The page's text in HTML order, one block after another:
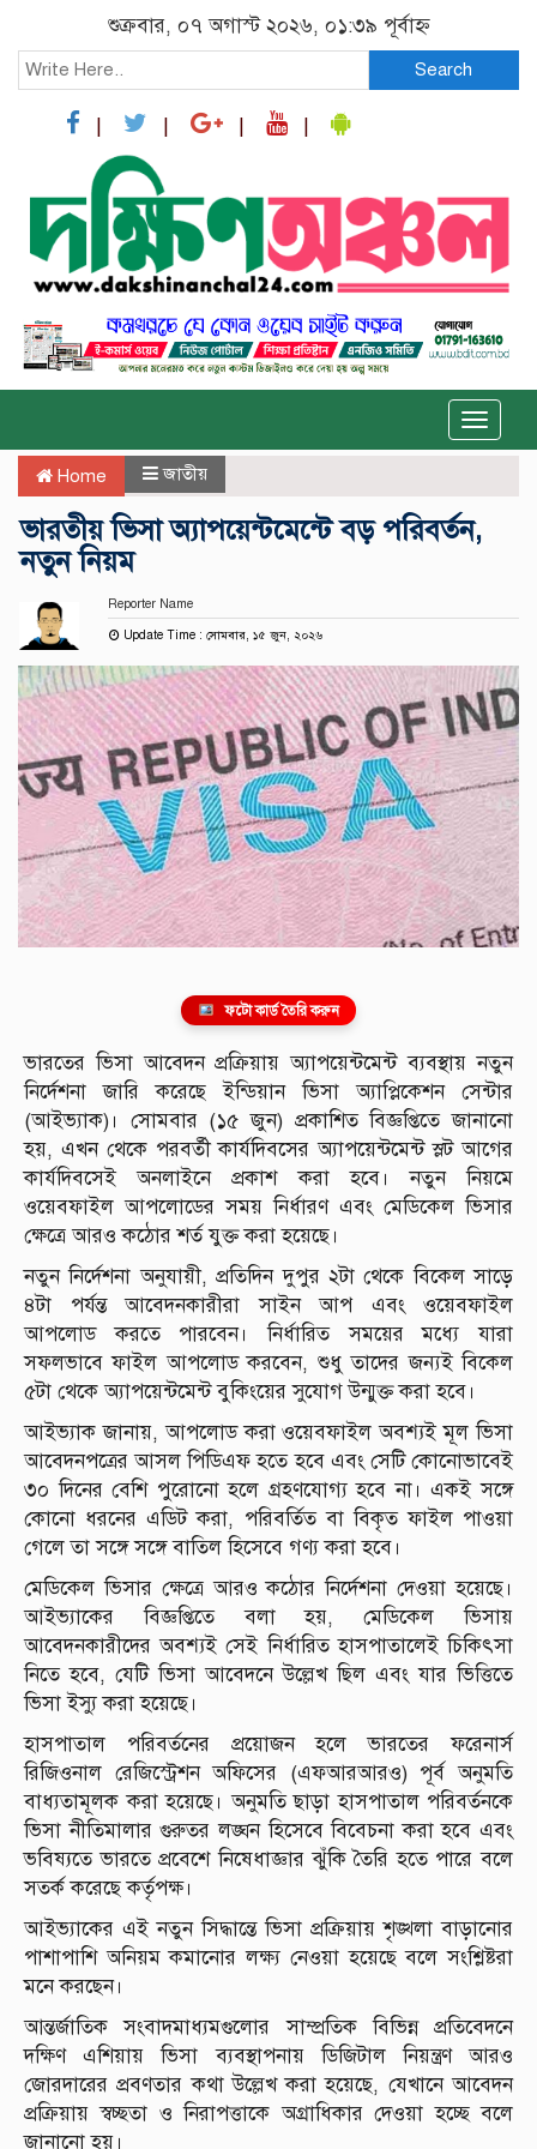
শুক্রবার, ০৭ অগাস্ট ২০২৬, ০১:৩৯ পূর্বাহ্ন
Search
Toggle
Home জাতীয়
ভারতীয় ভিসা অ্যাপয়েন্টমেন্টে বড় পরিবর্তন,
নতুন নিয়ম
Reporter Name
Update Time : সোমবার, ১৫ জুন, ২০২৬
ফটো কার্ড তৈরি করুন
ভারতের ভিসা আবেদন প্রক্রিয়ায় অ্যাপয়েন্টমেন্ট ব্যবস্থায় নতুন
নির্দেশনা জারি করেছে ইন্ডিয়ান ভিসা অ্যাপ্লিকেশন সেন্টার
(আইভ্যাক)। সোমবার (১৫ জুন) প্রকাশিত বিজ্ঞপ্তিতে জানানো
হয়, এখন থেকে পরবর্তী কার্যদিবসের অ্যাপয়েন্টমেন্ট স্লট আগের
কার্যদিবসেই অনলাইনে প্রকাশ করা হবে। নতুন নিয়মে
ওয়েবফাইল আপলোডের সময় নির্ধারণ এবং মেডিকেল ভিসার
ক্ষেত্রে আরও কঠোর শর্ত যুক্ত করা হয়েছে।
নতুন নির্দেশনা অনুযায়ী, প্রতিদিন দুপুর ২টা থেকে বিকেল সাড়ে
৪টা পর্যন্ত আবেদনকারীরা সাইন আপ এবং ওয়েবফাইল
আপলোড করতে পারবেন। নির্ধারিত সময়ের মধ্যে যারা
সফলভাবে ফাইল আপলোড করবেন, শুধু তাদের জন্যই বিকেল
৫টা থেকে অ্যাপয়েন্টমেন্ট বুকিংয়ের সুযোগ উন্মুক্ত করা হবে।
আইভ্যাক জানায়, আপলোড করা ওয়েবফাইল অবশ্যই মূল ভিসা
আবেদনপত্রের আসল পিডিএফ হতে হবে এবং সেটি কোনোভাবেই
৩০ দিনের বেশি পুরোনো হলে গ্রহণযোগ্য হবে না। একই সঙ্গে
কোনো ধরনের এডিট করা, পরিবর্তিত বা বিকৃত ফাইল পাওয়া
গেলে তা সঙ্গে সঙ্গে বাতিল হিসেবে গণ্য করা হবে।
মেডিকেল ভিসার ক্ষেত্রে আরও কঠোর নির্দেশনা দেওয়া হয়েছে।
আইভ্যাকের বিজ্ঞপ্তিতে বলা হয়, মেডিকেল ভিসায়
আবেদনকারীদের অবশ্যই সেই নির্ধারিত হাসপাতালেই চিকিৎসা
নিতে হবে, যেটি ভিসা আবেদনে উল্লেখ ছিল এবং যার ভিত্তিতে
ভিসা ইস্যু করা হয়েছে।
হাসপাতাল পরিবর্তনের প্রয়োজন হলে ভারতের ফরেনার্স
রিজিওনাল রেজিস্ট্রেশন অফিসের (এফআরআরও) পূর্ব অনুমতি
বাধ্যতামূলক করা হয়েছে। অনুমতি ছাড়া হাসপাতাল পরিবর্তনকে
ভিসা নীতিমালার গুরুতর লঙ্ঘন হিসেবে বিবেচনা করা হবে এবং
ভবিষ্যতে ভারতে প্রবেশে নিষেধাজ্ঞার ঝুঁকি তৈরি হতে পারে বলে
সতর্ক করেছে কর্তৃপক্ষ।
আইভ্যাকের এই নতুন সিদ্ধান্তে ভিসা প্রক্রিয়ায় শৃঙ্খলা বাড়ানোর
পাশাপাশি অনিয়ম কমানোর লক্ষ্য নেওয়া হয়েছে বলে সংশ্লিষ্টরা
মনে করছেন।
আন্তর্জাতিক সংবাদমাধ্যমগুলোর সাম্প্রতিক বিভিন্ন প্রতিবেদনে
দক্ষিণ এশিয়ায় ভিসা ব্যবস্থাপনায় ডিজিটাল নিয়ন্ত্রণ আরও
জোরদারের প্রবণতার কথা উল্লেখ করা হয়েছে, যেখানে আবেদন
প্রক্রিয়ায় স্বচ্ছতা ও নিরাপত্তাকে অগ্রাধিকার দেওয়া হচ্ছে বলে
জানানো হয়।